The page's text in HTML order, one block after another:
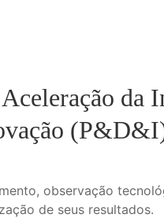
da
observação
de seus resultados.